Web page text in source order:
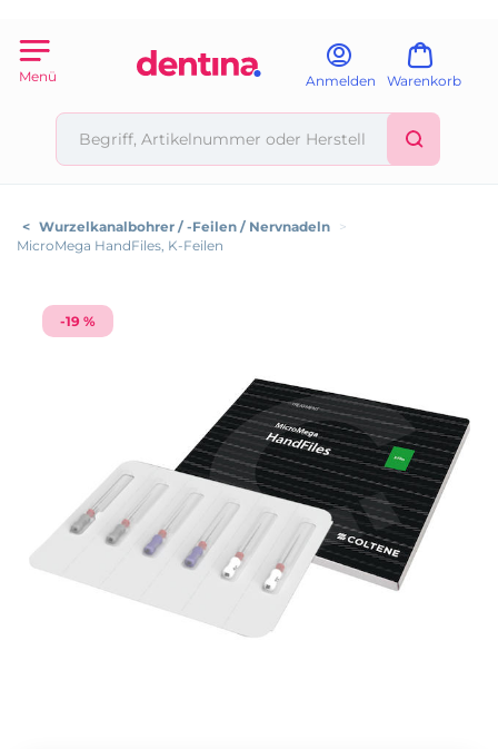
Menü Anmelden Warenkorb
< Wurzelkanalbohrer / -Feilen / Nervnadeln >
MicroMega HandFiles, K-Feilen
-19 %